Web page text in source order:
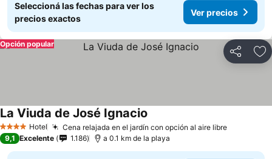
Seleccioná las fechas para ver los
precios exactos
Ver precios
Compartir
Opción popular
4 EstrellasHotel Cena relajada en el jardín con opción al aire libre
La Viuda de José Ignacio
9,1 Excelente 1.186 a 0.1 km de la playa